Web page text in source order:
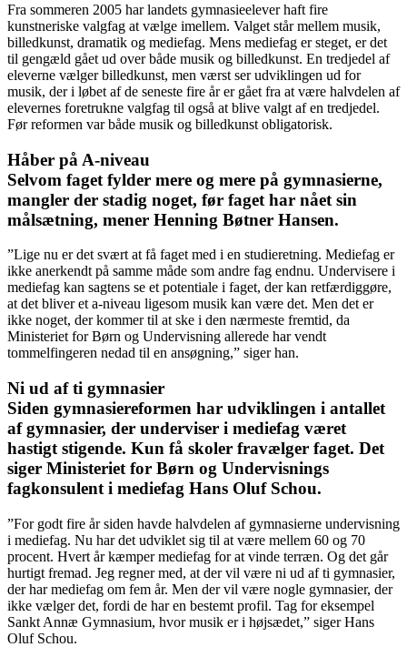
Fra sommeren 2005 har landets gymnasieelever haft fire
kunstneriske valgfag at vælge imellem. Valget står mellem musik,
billedkunst, dramatik og mediefag. Mens mediefag er steget, er det
til gengæld gået ud over både musik og billedkunst. En tredjedel af
eleverne vælger billedkunst, men værst ser udviklingen ud for
musik, der i løbet af de seneste fire år er gået fra at være halvdelen af
elevernes foretrukne valgfag til også at blive valgt af en tredjedel.
Før reformen var både musik og billedkunst obligatorisk.
Håber på A-niveau
Selvom faget fylder mere og mere på gymnasierne,
mangler der stadig noget, før faget har nået sin
målsætning, mener Henning Bøtner Hansen.
”Lige nu er det svært at få faget med i en studieretning. Mediefag er
ikke anerkendt på samme måde som andre fag endnu. Undervisere i
mediefag kan sagtens se et potentiale i faget, der kan retfærdiggøre,
at det bliver et a-niveau ligesom musik kan være det. Men det er
ikke noget, der kommer til at ske i den nærmeste fremtid, da
Ministeriet for Børn og Undervisning allerede har vendt
tommelfingeren nedad til en ansøgning,” siger han.
Ni ud af ti gymnasier
Siden gymnasiereformen har udviklingen i antallet
af gymnasier, der underviser i mediefag været
hastigt stigende. Kun få skoler fravælger faget. Det
siger Ministeriet for Børn og Undervisnings
fagkonsulent i mediefag Hans Oluf Schou.
”For godt fire år siden havde halvdelen af gymnasierne undervisning
i mediefag. Nu har det udviklet sig til at være mellem 60 og 70
procent. Hvert år kæmper mediefag for at vinde terræn. Og det går
hurtigt fremad. Jeg regner med, at der vil være ni ud af ti gymnasier,
der har mediefag om fem år. Men der vil være nogle gymnasier, der
ikke vælger det, fordi de har en bestemt profil. Tag for eksempel
Sankt Annæ Gymnasium, hvor musik er i højsædet,” siger Hans
Oluf Schou.